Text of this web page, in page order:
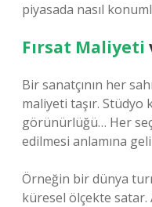
piyasada nasıl
Fırsat Maliyeti
Bir sanatçının her
maliyeti taşır. Stüdyo
görünürlüğü… Her
edilmesi anlamına
Örneğin bir dünya
küresel ölçekte satar.